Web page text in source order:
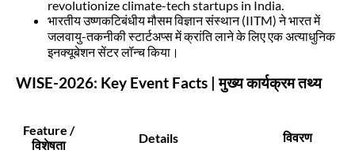
revolutionize climate-tech startups in India.
भारतीय उष्णकटिबंधीय मौसम विज्ञान संस्थान (IITM) ने भारत में
जलवायु-तकनीकी स्टार्टअप्स में क्रांति लाने के लिए एक अत्याधुनिक
इनक्यूबेशन सेंटर लॉन्च किया।
WISE-2026: Key Event Facts | मुख्य कार्यक्रम तथ्य
Feature /
विशेषता
Details विवरण